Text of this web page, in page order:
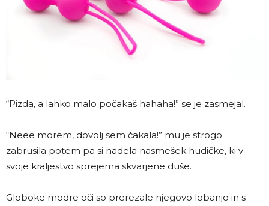
“Pizda, a lahko malo počakaš hahaha!” se je zasmejal.
“Neee morem, dovolj sem čakala!” mu je strogo
zabrusila potem pa si nadela nasmešek hudičke, ki v
svoje kraljestvo sprejema skvarjene duše.
Globoke modre oči so prerezale njegovo lobanjo in s